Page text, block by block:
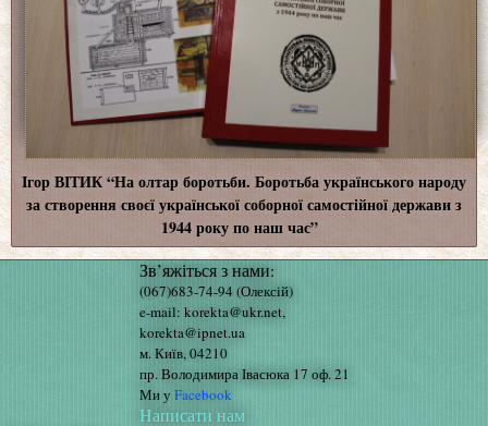
Ігор ВІТИК “На олтар боротьби. Боротьба українського народу
за створення своєї української соборної самостійної держави з
1944 року по наш час”
Зв’яжіться з нами:
(067)683-74-94 (Олексій)
e-mail: korekta@ukr.net,
korekta@ipnet.ua
м. Київ, 04210
пр. Володимира Івасюка 17 оф. 21
Ми уFacebook
Написати нам